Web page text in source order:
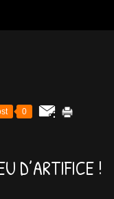
0
D’ARTIFICE !